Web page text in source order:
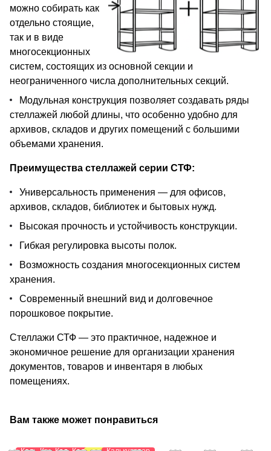
можно собирать как
отдельно стоящие,
так и в виде
многосекционных
систем, состоящих из основной секции и
неограниченного числа дополнительных секций.
Модульная конструкция позволяет создавать ряды
стеллажей любой длины, что особенно удобно для
архивов, складов и других помещений с большими
объемами хранения.
Преимущества стеллажей серии СТФ:
Универсальность применения — для офисов,
архивов, складов, библиотек и бытовых нужд.
Высокая прочность и устойчивость конструкции.
Гибкая регулировка высоты полок.
Возможность создания многосекционных систем
хранения.
Современный внешний вид и долговечное
порошковое покрытие.
Стеллажи СТФ — это практичное, надежное и
экономичное решение для организации хранения
документов, товаров и инвентаря в любых
помещениях.
Вам также может понравиться